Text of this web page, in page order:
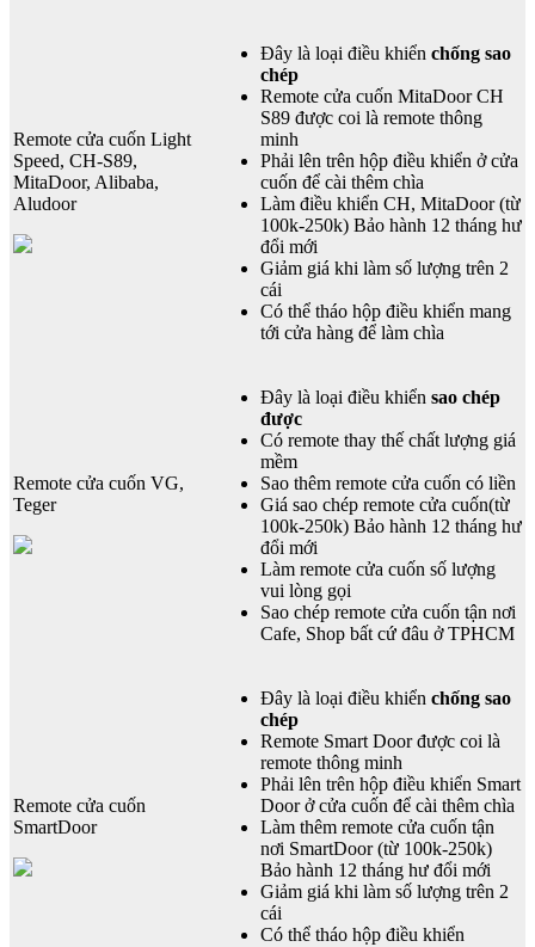
Remote cửa cuốn Light
Speed, CH-S89,
MitaDoor, Alibaba,
Aludoor
Đây là loại điều khiển chống sao
chép
Remote cửa cuốn MitaDoor CH
S89 được coi là remote thông
minh
Phải lên trên hộp điều khiển ở cửa
cuốn để cài thêm chìa
Làm điều khiển CH, MitaDoor (từ
100k-250k) Bảo hành 12 tháng hư
đổi mới
Giảm giá khi làm số lượng trên 2
cái
Có thể tháo hộp điều khiển mang
tới cửa hàng để làm chìa
Remote cửa cuốn VG,
Teger
Đây là loại điều khiển sao chép
được
Có remote thay thế chất lượng giá
mềm
Sao thêm remote cửa cuốn có liền
Giá sao chép remote cửa cuốn(từ
100k-250k) Bảo hành 12 tháng hư
đổi mới
Làm remote cửa cuốn số lượng
vui lòng gọi
Sao chép remote cửa cuốn tận nơi
Cafe, Shop bất cứ đâu ở TPHCM
Remote cửa cuốn
SmartDoor
Đây là loại điều khiển chống sao
chép
Remote Smart Door được coi là
remote thông minh
Phải lên trên hộp điều khiển Smart
Door ở cửa cuốn để cài thêm chìa
Làm thêm remote cửa cuốn tận
nơi SmartDoor (từ 100k-250k)
Bảo hành 12 tháng hư đổi mới
Giảm giá khi làm số lượng trên 2
cái
Có thể tháo hộp điều khiển